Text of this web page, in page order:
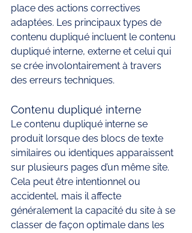
place des actions correctives
adaptées. Les principaux types de
contenu dupliqué incluent le contenu
dupliqué interne, externe et celui qui
se crée involontairement à travers
des erreurs techniques.
Contenu dupliqué interne
Le contenu dupliqué interne se
produit lorsque des blocs de texte
similaires ou identiques apparaissent
sur plusieurs pages d’un même site.
Cela peut être intentionnel ou
accidentel, mais il affecte
généralement la capacité du site à se
classer de façon optimale dans les